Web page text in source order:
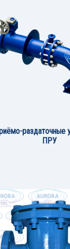
раздаточные
ПРУ